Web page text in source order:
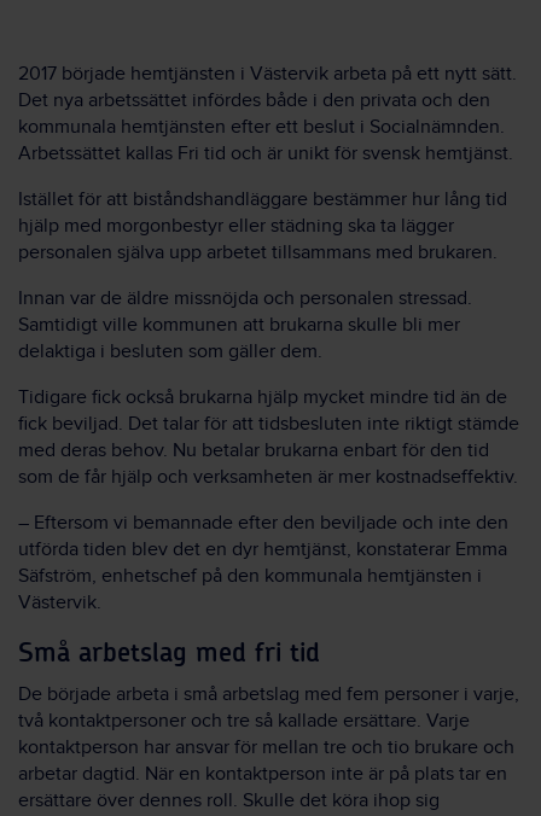
2017 började hemtjänsten i Västervik arbeta på ett nytt sätt.
Det nya arbetssättet infördes både i den privata och den
kommunala hemtjänsten efter ett beslut i Socialnämnden.
Arbetssättet kallas Fri tid och är unikt för svensk hemtjänst.
Istället för att biståndshandläggare bestämmer hur lång tid
hjälp med morgonbestyr eller städning ska ta lägger
personalen själva upp arbetet tillsammans med brukaren.
Innan var de äldre missnöjda och personalen stressad.
Samtidigt ville kommunen att brukarna skulle bli mer
delaktiga i besluten som gäller dem.
Tidigare fick också brukarna hjälp mycket mindre tid än de
fick beviljad. Det talar för att tidsbesluten inte riktigt stämde
med deras behov. Nu betalar brukarna enbart för den tid
som de får hjälp och verksamheten är mer kostnadseffektiv.
– Eftersom vi bemannade efter den beviljade och inte den
utförda tiden blev det en dyr hemtjänst, konstaterar Emma
Säfström, enhetschef på den kommunala hemtjänsten i
Västervik.
Små arbetslag med fri tid
De började arbeta i små arbetslag med fem personer i varje,
två kontaktpersoner och tre så kallade ersättare. Varje
kontaktperson har ansvar för mellan tre och tio brukare och
arbetar dagtid. När en kontaktperson inte är på plats tar en
ersättare över dennes roll. Skulle det köra ihop sig